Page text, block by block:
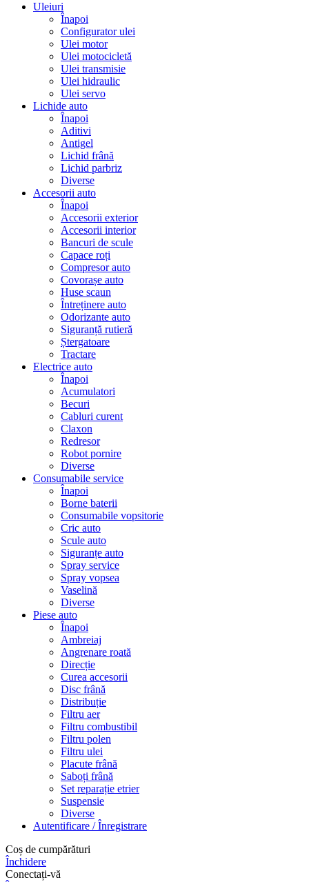
Uleiuri
Înapoi
Configurator ulei
Ulei motor
Ulei motocicletă
Ulei transmisie
Ulei hidraulic
Ulei servo
Lichide auto
Înapoi
Aditivi
Antigel
Lichid frână
Lichid parbriz
Diverse
Accesorii auto
Înapoi
Accesorii exterior
Accesorii interior
Bancuri de scule
Capace roți
Compresor auto
Covorașe auto
Huse scaun
Întreținere auto
Odorizante auto
Siguranță rutieră
Ștergatoare
Tractare
Electrice auto
Înapoi
Acumulatori
Becuri
Cabluri curent
Claxon
Redresor
Robot pornire
Diverse
Consumabile service
Înapoi
Borne baterii
Consumabile vopsitorie
Cric auto
Scule auto
Siguranțe auto
Spray service
Spray vopsea
Vaselină
Diverse
Piese auto
Înapoi
Ambreiaj
Angrenare roată
Direcție
Curea accesorii
Disc frână
Distribuție
Filtru aer
Filtru combustibil
Filtru polen
Filtru ulei
Placute frână
Saboți frână
Set reparație etrier
Suspensie
Diverse
Autentificare / Înregistrare
Coș de cumpărături
Închidere
Conectați-vă